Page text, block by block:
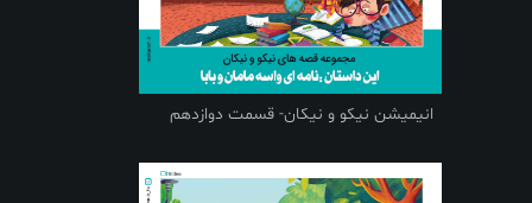
انیمیشن نیکو و نیکان- قسمت دوازدهم